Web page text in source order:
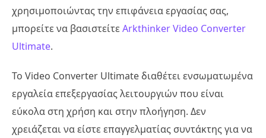
χρησιμοποιώντας την επιφάνεια εργασίας σας,
μπορείτε να βασιστείτε Arkthinker Video Converter
Ultimate.
Το Video Converter Ultimate διαθέτει ενσωματωμένα
εργαλεία επεξεργασίας λειτουργιών που είναι
εύκολα στη χρήση και στην πλοήγηση. Δεν
χρειάζεται να είστε επαγγελματίας συντάκτης για να